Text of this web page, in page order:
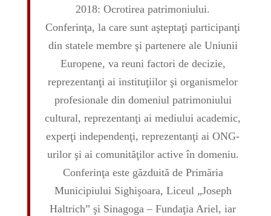
2018: Ocrotirea patrimoniului.
Conferinţa, la care sunt aşteptaţi participanţi
din statele membre şi partenere ale Uniunii
Europene, va reuni factori de decizie,
reprezentanţi ai instituţiilor şi organismelor
profesionale din domeniul patrimoniului
cultural, reprezentanţi ai mediului academic,
experţi independenţi, reprezentanţi ai ONG-
urilor şi ai comunităţilor active în domeniu.
Conferinţa este găzduită de Primăria
Municipiului Sighişoara, Liceul „Joseph
Haltrich” şi Sinagoga – Fundaţia Ariel, iar